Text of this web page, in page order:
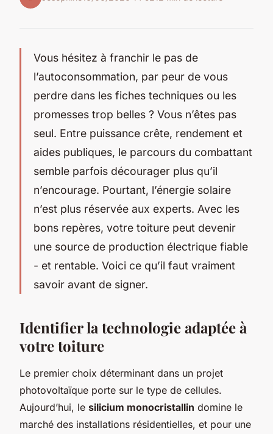
Vous hésitez à franchir le pas de
l’autoconsommation, par peur de vous
perdre dans les fiches techniques ou les
promesses trop belles ? Vous n’êtes pas
seul. Entre puissance crête, rendement et
aides publiques, le parcours du combattant
semble parfois décourager plus qu’il
n’encourage. Pourtant, l’énergie solaire
n’est plus réservée aux experts. Avec les
bons repères, votre toiture peut devenir
une source de production électrique fiable
- et rentable. Voici ce qu’il faut vraiment
savoir avant de signer.
Identifier la technologie adaptée à
votre toiture
Le premier choix déterminant dans un projet
photovoltaïque porte sur le type de cellules.
Aujourd’hui, le silicium monocristallin domine le
marché des installations résidentielles, et pour une